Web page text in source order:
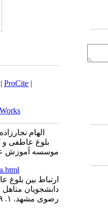
| ProCite |
الهام
بلوغ عاطفی و
ارتباط بین
دانشجویان
رضوی مشهد. ۱. ۱۳۹۹; ۳ (۲۸) :۱-۵